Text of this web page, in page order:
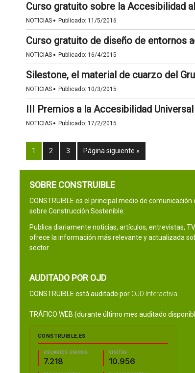
Curso gratuito sobre la Accesibilidad
NOTICIAS · Publicado: 11/5/2016
Curso gratuito de diseño de entornos
NOTICIAS · Publicado: 16/4/2015
Silestone, el material de cuarzo del
NOTICIAS · Publicado: 10/3/2015
III Premios a la Accesibilidad
NOTICIAS · Publicado: 17/2/2015
1 2 3 Página siguiente »
SOBRE CONSTRUIBLE
CONSTRUIBLE es el principal medio de comunicación
sobre Construcción Sostenible.
Publica diariamente noticias, artículos, entrevistas,
ofrece la información más relevante y actualizada
sector.
AUDITADO POR OJD
CONSTRUIBLE está auditado por OJD Interactiva
TRÁFICO WEB (durante último mes auditado